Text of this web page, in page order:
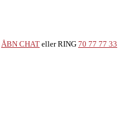
ÅBN CHAT eller RING 70 77 77 33